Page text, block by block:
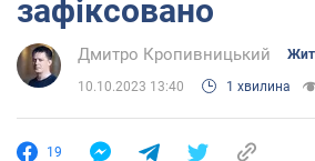
зафіксовано
Дмитро Кропивницький
10.10.2023 13:40 1 хвилина
19